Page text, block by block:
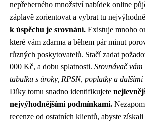
nepřeberného množství nabídek online
záplavě zorientovat a vybrat tu
k úspěchu je srovnání. Existuje mnoho
které vám zdarma a během pár minut
různých poskytovatelů. Stačí zadat
000 Kč, a dobu splatnosti. Srovnávač
tabulku s úroky, RPSN, poplatky a
Díky tomu snadno identifikujete
nejvýhodnějšími podmínkami.
recenze od ostatních klientů, abyste